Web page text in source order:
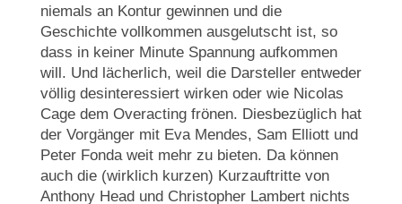
niemals an Kontur gewinnen und die
Geschichte vollkommen ausgelutscht ist, so
dass in keiner Minute Spannung aufkommen
will. Und lächerlich, weil die Darsteller entweder
völlig desinteressiert wirken oder wie Nicolas
Cage dem Overacting frönen. Diesbezüglich hat
der Vorgänger mit Eva Mendes, Sam Elliott und
Peter Fonda weit mehr zu bieten. Da können
auch die (wirklich kurzen) Kurzauftritte von
Anthony Head und Christopher Lambert nichts